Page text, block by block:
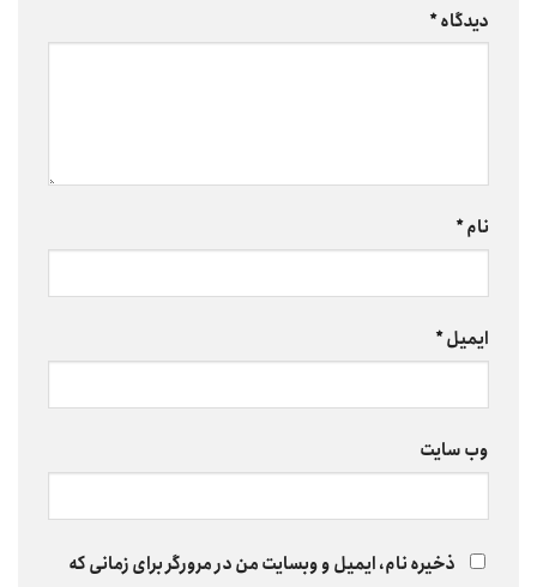
دیدگاه*
نام*
ایمیل*
وب‌ سایت
ذخیره نام، ایمیل و وبسایت من در مرورگر برای زمانی که